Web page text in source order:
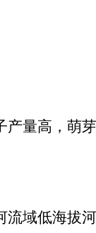
量高，萌
域低海拔河